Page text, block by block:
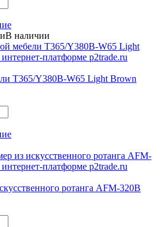
В наличии
T365/Y380B-W65 Light Brown
ротанга AFM-320B